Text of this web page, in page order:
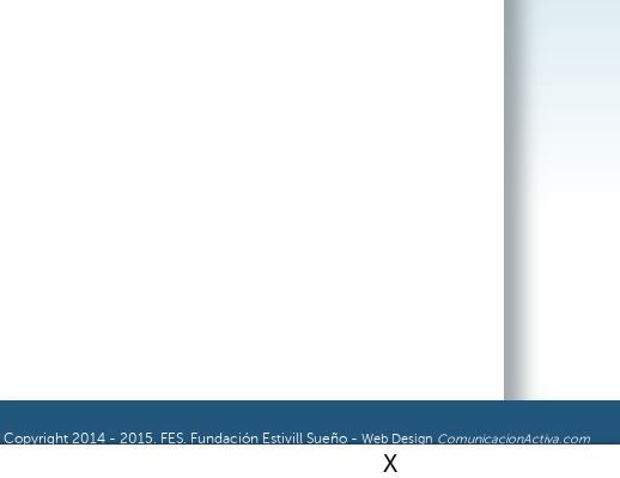
Copyright 2014 - 2015. FES. Fundación Estivill Sueño - Web Design ComunicacionActiva.com
X